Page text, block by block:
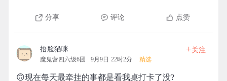
分享 评论 点赞
捂脸猫咪
魔鬼营四六级6团 9月9日 22时2分 精选
+关注
🙃现在每天最牵挂的事都是看我桌打卡了没?